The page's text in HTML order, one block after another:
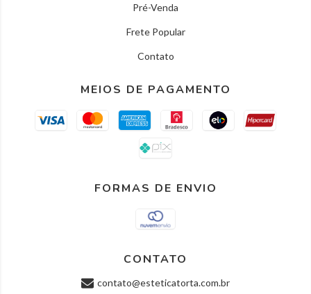
Pré-Venda
Frete Popular
Contato
MEIOS DE PAGAMENTO
FORMAS DE ENVIO
CONTATO
contato@esteticatorta.com.br